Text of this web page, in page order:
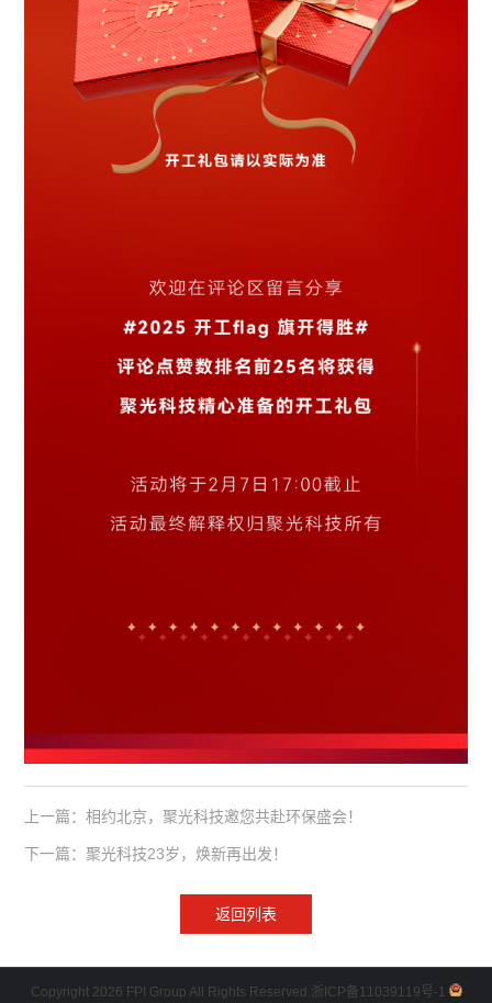
上一篇：相约北京，聚光科技邀您共赴环保盛会！
下一篇：聚光科技23岁，焕新再出发！
返回列表
Copyright 2026 FPI Group All Rights Reserved.浙ICP备11039119号-1